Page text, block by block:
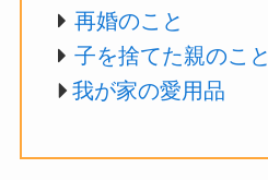
再婚のこと
子を捨てた親のこと
我が家の愛用品